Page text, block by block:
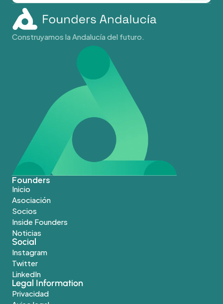
Construyamos la Andalucía del futuro.
Founders
Inicio
Asociación
Socios
Inside Founders
Noticias
Social
Instagram
Twitter
LinkedIn
Legal Information
Privacidad